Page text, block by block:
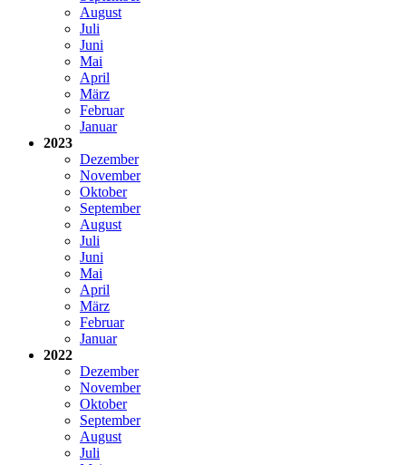
August
Juli
Juni
Mai
April
März
Februar
Januar
2023
Dezember
November
Oktober
September
August
Juli
Juni
Mai
April
März
Februar
Januar
2022
Dezember
November
Oktober
September
August
Juli